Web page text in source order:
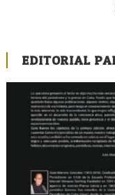
EDITORIAL